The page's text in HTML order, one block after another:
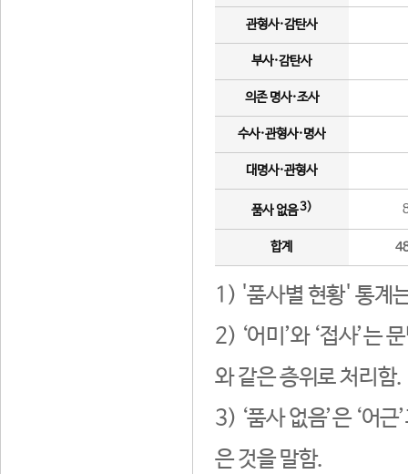
관형사·감탄사
부사·감탄사
의존 명사·조사
수사·관형사·명사
대명사·관형사
품사 없음3)
합계
1) '품사별 현황' 통계
2) ‘어미’와 ‘접사’는
와 같은 층위로 처리함.
3) ‘품사 없음’은 ‘어
은 것을 말함.